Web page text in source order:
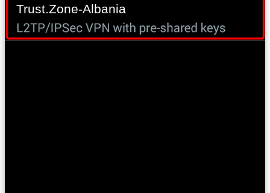
Trust.Zone-Albania